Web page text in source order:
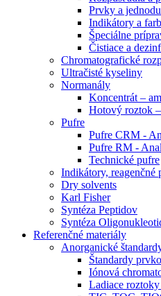
Prvky a
Indikátory a
Špeciálne
Čistiace a
Chromatografické
Ultračisté kyseliny
Normanály
Koncentrát –
Hotový roztok
Pufre
Pufre CRM -
Pufre RM -
Technické pufre
Indikátory, reagenčné
Dry solvents
Karl Fisher
Syntéza Peptidov
Syntéza
Referenčné materiály
Anorganické
Štandardy
Iónová
Ladiace